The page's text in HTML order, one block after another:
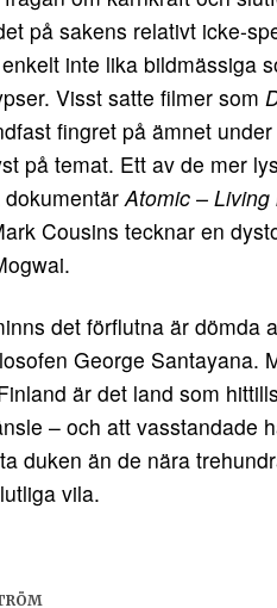
på sakens relativt icke-
inte lika bildmässiga
Visst satte filmer som
fingret på ämnet
på temat. Ett av de mer
Atomic –
Cousins tecknar en
det förflutna är dömda
George Santayana.
är det land som
– och att vasstandade
duken än de nära
vila.